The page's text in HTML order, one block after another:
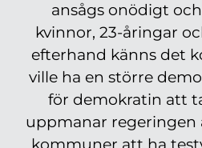
ansågs onödigt
kvinnor, 23-åringar
efterhand känns det
ville ha en större
för demokratin att
uppmanar